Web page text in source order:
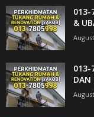
013-
&
013-
DAN